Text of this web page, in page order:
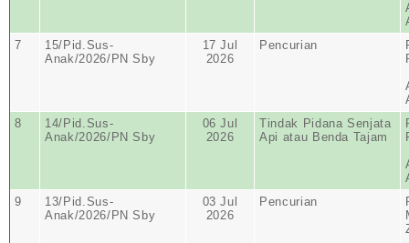
7
15/Pid.Sus-
Anak/2026/PN Sby
17 Jul
2026
Pencurian
8
14/Pid.Sus-
Anak/2026/PN Sby
06 Jul
2026
Tindak Pidana Senjata
Api atau Benda Tajam
9
13/Pid.Sus-
Anak/2026/PN Sby
03 Jul
2026
Pencurian